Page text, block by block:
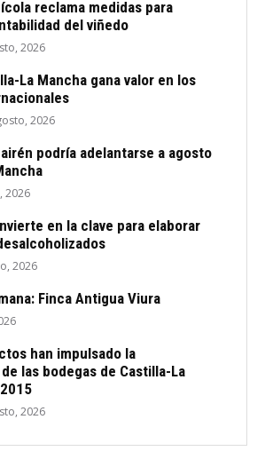
reclama medidas para
del viñedo
2026
La Mancha gana valor en los
2026
podría adelantarse a agosto
2026
en la clave para elaborar
2026
Finca Antigua Viura
han impulsado la
las bodegas de Castilla-La
2026